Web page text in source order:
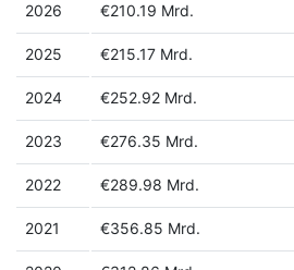
2026 €210.19 Mrd.
2025 €215.17 Mrd.
2024 €252.92 Mrd.
2023 €276.35 Mrd.
2022 €289.98 Mrd.
2021 €356.85 Mrd.